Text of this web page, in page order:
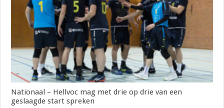
Nationaal – Hellvoc mag met drie op drie van een
geslaagde start spreken